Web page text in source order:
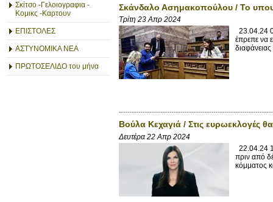
Σκίτσο -Γελοιογραφια -
Κομικς -Καρτουν
ΕΠΙΣΤΟΛΕΣ
ΑΣΤΥΝΟΜΙΚΑ ΝΕΑ
ΠΡΩΤΟΣΕΛΙΔΟ του μήνα
Σκάνδαλο Ασημακοπούλου / Το
Τρίτη 23 Απρ 2024
23.04.24
έπρεπε να
Βούλα Κεχαγιά / Στις ευρωεκλογές
Δευτέρα 22 Απρ 2024
22.04.24
πριν από
κόμματος